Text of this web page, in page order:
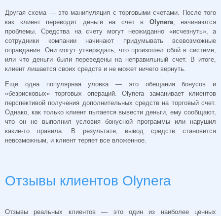
Другая схема — это манипуляция с торговыми счетами. После того
как клиент переводит деньги на счет в Olynera, начинаются
проблемы. Средства на счету могут неожиданно «исчезнуть», а
сотрудники компании начинают придумывать всевозможные
оправдания. Они могут утверждать, что произошел сбой в системе,
или что деньги были переведены на неправильный счет. В итоге,
клиент лишается своих средств и не может ничего вернуть.
Еще одна популярная уловка — это обещания бонусов и
«безрисковых» торговых операций. Olynera заманивает клиентов
перспективой получения дополнительных средств на торговый счет.
Однако, как только клиент пытается вывести деньги, ему сообщают,
что он не выполнил условия бонусной программы или нарушил
какие-то правила. В результате, вывод средств становится
невозможным, и клиент теряет все вложенное.
Отзывы клиентов Olynera
Отзывы реальных клиентов — это один из наиболее ценных